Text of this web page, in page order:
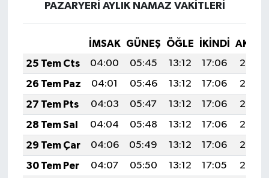
PAZARYERİ AYLIK NAMAZ VAKITLERI
İMSAK GÜNEŞ ÖĞLE İKINDI
25 Tem Cts
04:00 05:45 13:12 17:06
20:29
26 Tem Paz
04:01 05:46 13:12 17:06
20:28
27 Tem Pts
04:03 05:47 13:12 17:06
20:27
28 Tem Sal
04:04 05:48 13:12 17:06
20:26
29 Tem Çar
04:06 05:49 13:12 17:06
20:25
30 Tem Per
04:07 05:50 13:12 17:05
20:24